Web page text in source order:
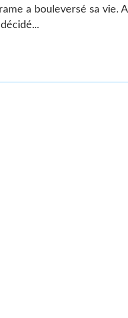
a bouleversé sa vie. A